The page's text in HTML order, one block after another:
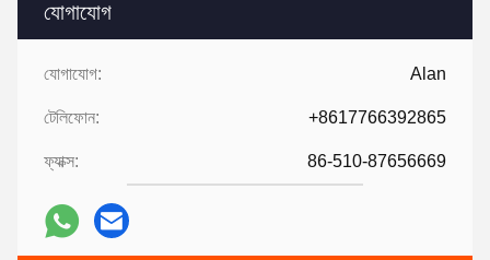
যোগাযোগ
যোগাযোগ: Alan
টেলিফোন: +8617766392865
ফ্যাক্স: 86-510-87656669